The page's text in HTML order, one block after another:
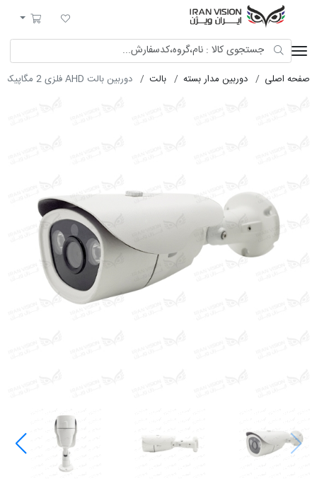
لیست مورد علاقه
سبد خرید
صفحه اصلی دوربین مدار بسته بالت دوربین بالت AHD فلزی 2 مگاپیکسل با لنز 3.6